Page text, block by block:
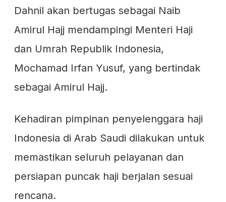
Dahnil akan bertugas sebagai Naib
Amirul Hajj mendampingi Menteri Haji
dan Umrah Republik Indonesia,
Mochamad Irfan Yusuf, yang bertindak
sebagai Amirul Hajj.
Kehadiran pimpinan penyelenggara haji
Indonesia di Arab Saudi dilakukan untuk
memastikan seluruh pelayanan dan
persiapan puncak haji berjalan sesuai
rencana.